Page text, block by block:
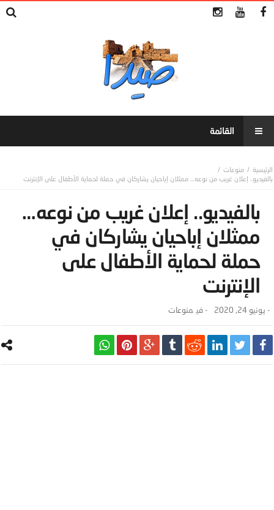
منوعات
بالفيديو.. إعلان غريب من نوعه… ممثلان إباحيان يشاركان في حملة لحماية الأطفال على الإنترنت
بالفيديو.. إعلان غريب من نوعه…
ممثلان إباحيان يشاركان في
حملة لحماية الأطفال على
الإنترنت
- يونيو 24, 2020 - ‎في منوعات